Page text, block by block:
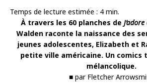
Temps de lecture estimée : 4 min.
À travers les 60 planches de
Walden raconte la naissance des
jeunes adolescentes, Elizabeth et
petite ville américaine. Un comics
mélancolique.
■ par Fletcher